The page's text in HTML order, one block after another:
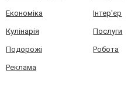
Економіка Інтер'єр
Кулінарія Послуги
Подорожі Робота
Реклама